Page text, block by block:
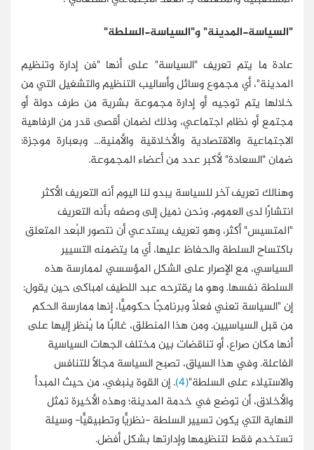
"السياسة-المدينة" و"السياسة-السلطة"
عادة ما يتم تعريف "السياسة" على أنها "فن إدارة وتنظيم
المدينة"، أي مجموع وسائل وأساليب التنظيم والتشغيل التي من
خلالها يتم توجيه أو إدارة مجموعة بشرية من طرف دولة أو
مجتمع أو نظام اجتماعي، وذلك لضمان أقصى قدر من الرفاهية
الاجتماعية والاقتصادية والأخلاقية والأمنية... وبعبارة موجزة:
ضمان "السعادة" لأكبر عدد من أعضاء المجموعة.
وهنالك تعريف آخر للسياسة يبدو لنا اليوم أنه التعريف الأكثر
انتشارًا لدى العموم، ونحن نميل إلى وصفه بأنه التعريف
"المتسيس" أكثر، وهو تعريف يستدعي أن نتصور البُعد المتعلق
باكتساح السلطة والحفاظ عليها، أي ما يتضمنه التسيير
السياسي، مع الإصرار على الشكل المؤسسي لممارسة هذه
السلطة نفسها. وهو ما يقترحه عبد اللطيف امباكى حين يقول:
إن "السياسة تعني فعلًا وبرنامجًا حكوميًّا، إنها ممارسة الحكم
من قبل السياسيين. ومن هذا المنطلق، غالبًا ما يُنظر إليها على
أنها مكان صراع، أو تناقضات بين مختلف الجهات السياسية
الفاعلة. وفي هذا السياق، تصبح السياسة مجالًا للتنافس
والاستيلاء على السلطة"(4) . إن القوة ينبغي، من حيث المبدأ
والأخلاق، أن توضع في خدمة المدينة؛ وهذه الأخيرة تمثل
النهاية التي يكون تسيير السلطة -نظريًّا وتطبيقيًّا- وسيلة
تستخدم فقط لتنظيمها وإدارتها بشكل أفضل.